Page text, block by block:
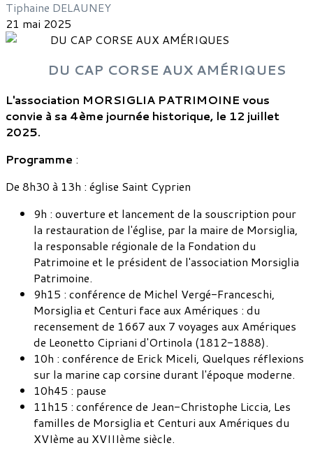
Tiphaine DELAUNEY
21 mai 2025
DU CAP CORSE AUX AMÉRIQUES
L'association MORSIGLIA PATRIMOINE vous
convie à sa 4ème journée historique, le 12 juillet
2025.
Programme :
De 8h30 à 13h : église Saint Cyprien
9h : ouverture et lancement de la souscription pour
la restauration de l'église, par la maire de Morsiglia,
la responsable régionale de la Fondation du
Patrimoine et le président de l'association Morsiglia
Patrimoine.
9h15 : conférence de Michel Vergé-Franceschi,
Morsiglia et Centuri face aux Amériques : du
recensement de 1667 aux 7 voyages aux Amériques
de Leonetto Cipriani d'Ortinola (1812-1888).
10h : conférence de Erick Miceli, Quelques réflexions
sur la marine cap corsine durant l'époque moderne.
10h45 : pause
11h15 : conférence de Jean-Christophe Liccia, Les
familles de Morsiglia et Centuri aux Amériques du
XVIème au XVIIIème siècle.